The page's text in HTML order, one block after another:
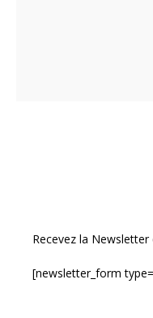
Recevez la
[newsletter_form